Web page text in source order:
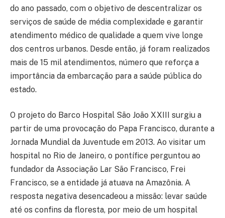
do ano passado, com o objetivo de descentralizar os
serviços de saúde de média complexidade e garantir
atendimento médico de qualidade a quem vive longe
dos centros urbanos. Desde então, já foram realizados
mais de 15 mil atendimentos, número que reforça a
importância da embarcação para a saúde pública do
estado.
O projeto do Barco Hospital São João XXIII surgiu a
partir de uma provocação do Papa Francisco, durante a
Jornada Mundial da Juventude em 2013. Ao visitar um
hospital no Rio de Janeiro, o pontífice perguntou ao
fundador da Associação Lar São Francisco, Frei
Francisco, se a entidade já atuava na Amazônia. A
resposta negativa desencadeou a missão: levar saúde
até os confins da floresta, por meio de um hospital